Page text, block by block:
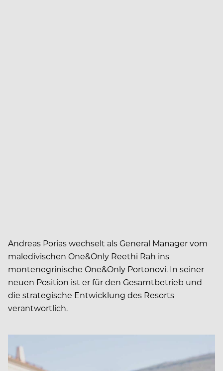
Andreas Porias wechselt als General Manager vom
maledivischen One&Only Reethi Rah ins
montenegrinische One&Only Portonovi. In seiner
neuen Position ist er für den Gesamtbetrieb und
die strategische Entwicklung des Resorts
verantwortlich.